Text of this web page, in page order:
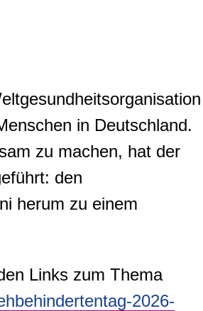
in Deutschland.
zu machen, hat der
den
herum zu einem
Links zum Thema
2026-